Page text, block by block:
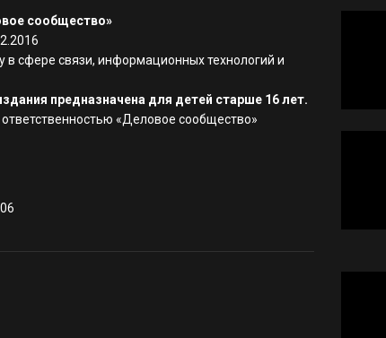
сообщество»
сфере связи, информационных технологий и
предназначена для детей старше 16 лет.
«Деловое сообщество»